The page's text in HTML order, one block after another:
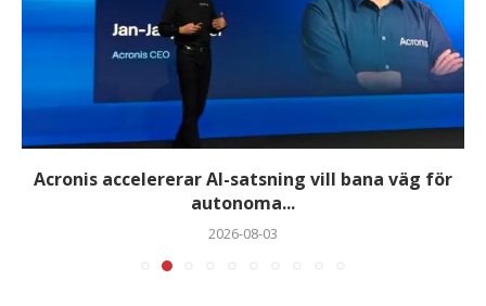
Acronis accelererar AI-satsning vill bana väg för
autonoma...
2026-08-03